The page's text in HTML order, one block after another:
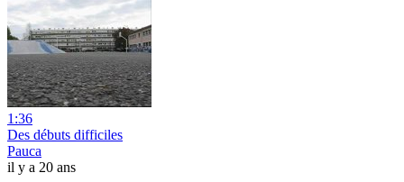
1:36
Des débuts difficiles
Pauca
il y a 20 ans